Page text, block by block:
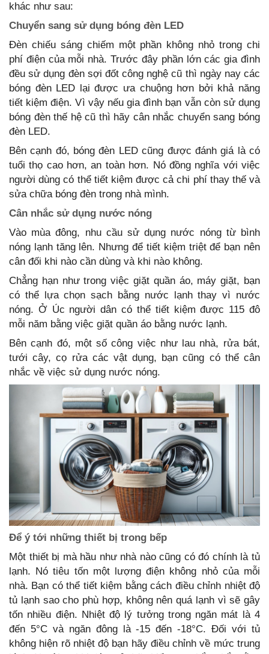
khác như sau:
Chuyển sang sử dụng bóng đèn LED
Đèn chiếu sáng chiếm một phần không nhỏ trong chi
phí điện của mỗi nhà. Trước đây phần lớn các gia đình
đều sử dụng đèn sợi đốt công nghệ cũ thì ngày nay các
bóng đèn LED lại được ưa chuộng hơn bởi khả năng
tiết kiệm điện. Vì vậy nếu gia đình bạn vẫn còn sử dụng
bóng đèn thế hệ cũ thì hãy cân nhắc chuyển sang bóng
đèn LED.
Bên cạnh đó, bóng đèn LED cũng được đánh giá là có
tuổi thọ cao hơn, an toàn hơn. Nó đồng nghĩa với việc
người dùng có thể tiết kiệm được cả chi phí thay thế và
sửa chữa bóng đèn trong nhà mình.
Cân nhắc sử dụng nước nóng
Vào mùa đông, nhu cầu sử dụng nước nóng từ bình
nóng lạnh tăng lên. Nhưng để tiết kiệm triệt để bạn nên
cân đối khi nào cần dùng và khi nào không.
Chẳng hạn như trong việc giặt quần áo, máy giặt, bạn
có thể lựa chọn sạch bằng nước lạnh thay vì nước
nóng. Ở Úc người dân có thể tiết kiệm được 115 đô
mỗi năm bằng việc giặt quần áo bằng nước lạnh.
Bên cạnh đó, một số công việc như lau nhà, rửa bát,
tưới cây, cọ rửa các vật dụng, bạn cũng có thể cân
nhắc về việc sử dụng nước nóng.
Để ý tới những thiết bị trong bếp
Một thiết bị mà hầu như nhà nào cũng có đó chính là tủ
lạnh. Nó tiêu tốn một lượng điện không nhỏ của mỗi
nhà. Bạn có thể tiết kiệm bằng cách điều chỉnh nhiệt độ
tủ lạnh sao cho phù hợp, không nên quá lạnh vì sẽ gây
tốn nhiều điện. Nhiệt độ lý tưởng trong ngăn mát là 4
đến 5°C và ngăn đông là -15 đến -18°C. Đối với tủ
không hiện rõ nhiệt độ bạn hãy điều chỉnh về mức trung